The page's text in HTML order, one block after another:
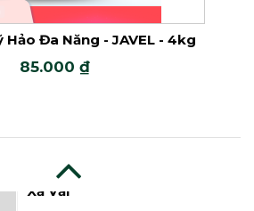
Đa Năng - JAVEL - 4kg
85.000 ₫
Nước Tẩy Javel
Xả Vải